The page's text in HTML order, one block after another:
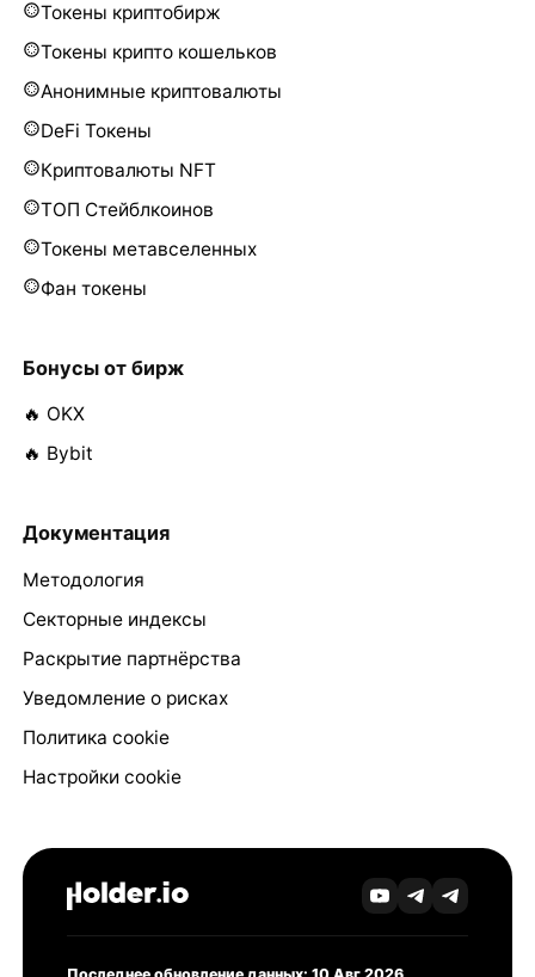
Токены криптобирж
Токены крипто кошельков
Анонимные криптовалюты
DeFi Токены
Криптовалюты NFT
ТОП Стейблкоинов
Токены метавселенных
Фан токены
Бонусы от бирж
🔥 OKX
🔥 Bybit
Документация
Методология
Секторные индексы
Раскрытие партнёрства
Уведомление о рисках
Политика cookie
Настройки cookie